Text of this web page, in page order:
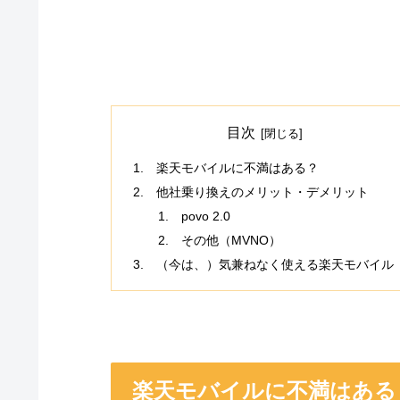
目次
楽天モバイルに不満はある？
他社乗り換えのメリット・デメリット
povo 2.0
その他（MVNO）
（今は、）気兼ねなく使える楽天モバイル
楽天モバイルに不満はあ